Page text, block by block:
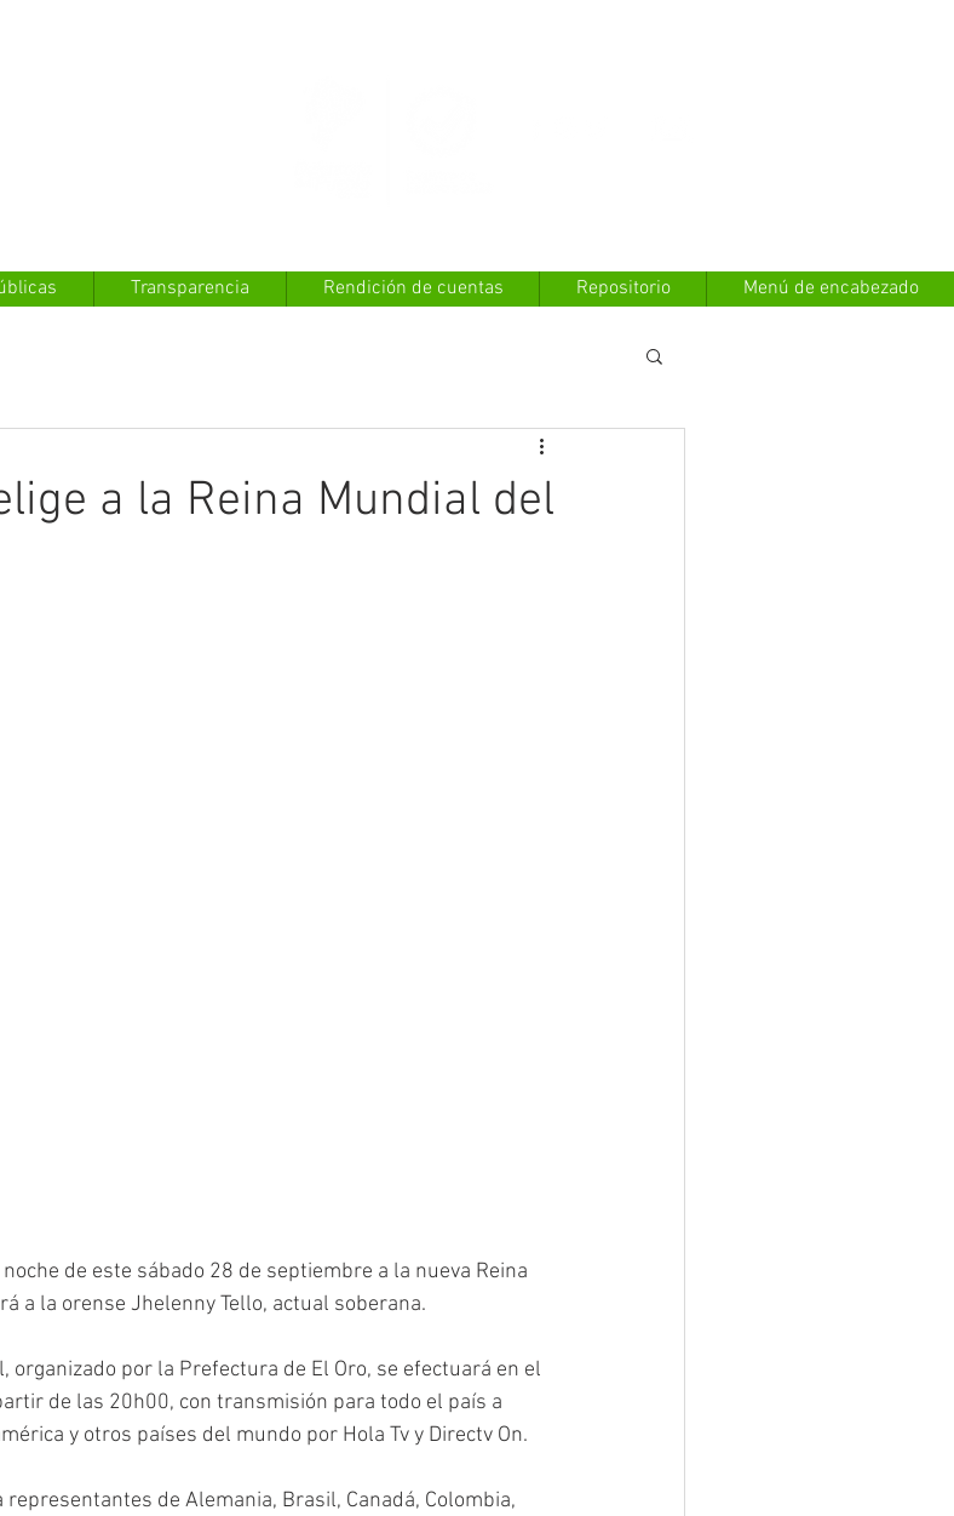
Transparencia Rendición de cuentas Repositorio Menú de encabezado
a la Reina Mundial del
de este sábado 28 de septiembre a la nueva Reina
a la orense Jhelenny Tello, actual soberana.
organizado por la Prefectura de El Oro, se efectuará en el
de las 20h00, con transmisión para todo el país a
y otros países del mundo por Hola Tv y Directv On.
de Alemania, Brasil, Canadá, Colombia,